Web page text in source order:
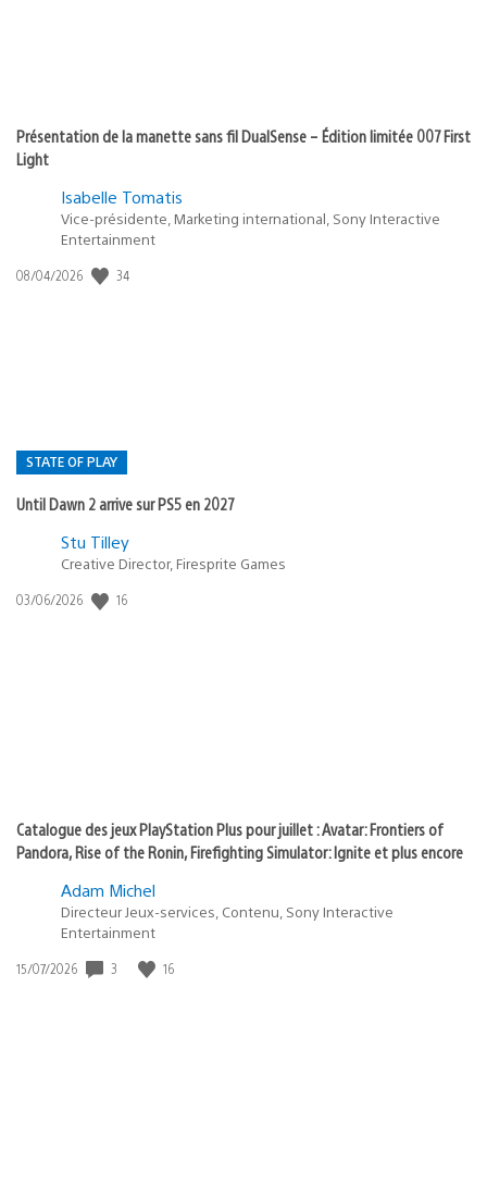
Présentation de la manette sans fil DualSense – Édition limitée 007 First
Light
Isabelle Tomatis
Vice-présidente, Marketing international, Sony Interactive
Entertainment
Date
08/04/2026 34
STATE OF PLAY
Until Dawn 2 arrive sur PS5 en 2027
Postée
:
Stu Tilley
Creative Director, Firesprite Games
Date
03/06/2026 16
Catalogue des jeux PlayStation Plus pour juillet : Avatar: Frontiers of
Pandora, Rise of the Ronin, Firefighting Simulator: Ignite et plus encore
Adam Michel
Directeur Jeux-services, Contenu, Sony Interactive
Entertainment
Date
15/07/2026 3 16